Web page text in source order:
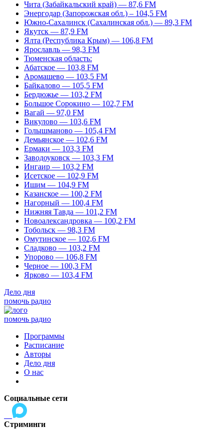
Чита (Забайкальский край) — 87,6 FM
Энергодар (Запорожская обл.) – 104,5 FM
Южно-Сахалинск (Сахалинская обл.) — 89,3 FM
Якутск — 87,9 FM
Ялта (Республика Крым) — 106,8 FM
Ярославль — 98,3 FM
Тюменская область:
Абатское — 103,8 FM
Аромашево — 103,5 FM
Байкалово — 105,5 FM
Бердюжье — 103,2 FM
Большое Сорокино — 102,7 FM
Вагай — 97,0 FM
Викулово — 103,6 FM
Голышманово — 105,4 FM
Демьянское — 102,6 FM
Ермаки — 103,3 FM
Заводоуковск — 103,3 FM
Ингаир — 103,2 FM
Исетское — 102,9 FM
Ишим — 104,9 FM
Казанское — 100,2 FM
Нагорный — 100,4 FM
Нижняя Тавда — 101,2 FM
Новоалександровка — 100,2 FM
Тобольск — 98,3 FM
Омутинское — 102,6 FM
Сладково — 103,2 FM
Упорово — 106,8 FM
Черное — 100,3 FM
Ярково — 103,4 FM
Дело дня
помочь радио
помочь радио
Программы
Расписание
Авторы
Дело дня
О нас
Социальные сети
Стриминги